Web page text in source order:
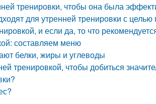
тренировки, чтобы она была
для утренней тренировки с целью
и если да, то что
составляем меню
белки, жиры и углеводы
тренировкой, чтобы добиться